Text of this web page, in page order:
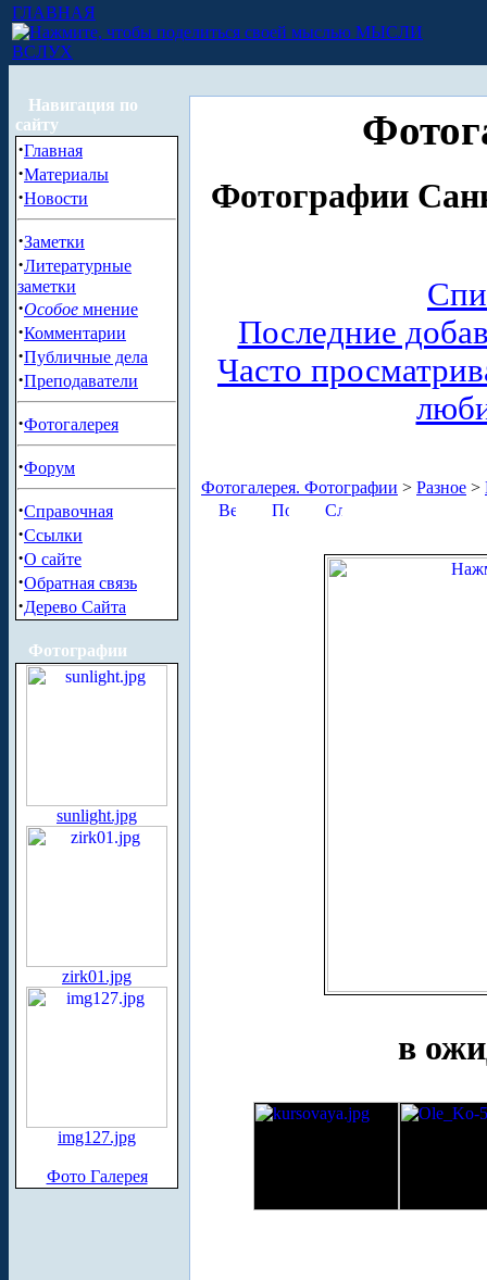
ГЛАВНАЯ
МЫСЛИ
ВСЛУХ
Навигация по
сайту
·Главная
·Материалы
·Новости
·Заметки
·Литературные
заметки
·Особое мнение
·Комментарии
·Публичные дела
·Преподаватели
·Фотогалерея
·Форум
·Справочная
·Ссылки
·О сайте
·Обратная связь
·Дерево Сайта
Фотографии
sunlight.jpg
zirk01.jpg
img127.jpg
Фото Галерея
Фотографии
Последние
Часто
Фотогалерея. Фотографии > Разное >
в